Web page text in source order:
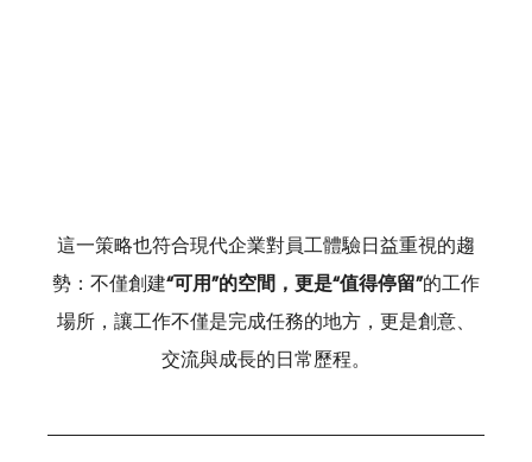
這一策略也符合現代企業對員工體驗日益重視的趨
勢：不僅創建“可用”的空間，更是“值得停留”的工作
場所，讓工作不僅是完成任務的地方，更是創意、
交流與成長的日常歷程。